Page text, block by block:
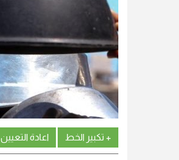
+ تكبير الخط اعادة التعيين